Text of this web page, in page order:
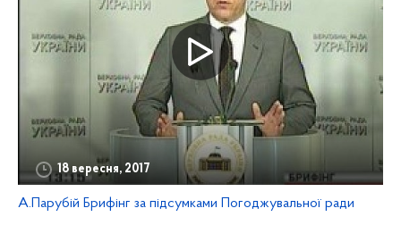
18 вересня, 2017
А.Парубій Брифінг за підсумками Погоджувальної ради